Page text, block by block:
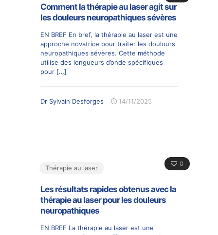
Comment la thérapie au laser agit sur
les douleurs neuropathiques sévères
EN BREF En bref, la thérapie au laser est une
approche novatrice pour traiter les doulours
neuropathiques sévères. Cette méthode
utilise des longueurs d’onde spécifiques
pour […]
Dr Sylvain Desforges 14/11/2025
0
Thérapie au laser
Les résultats rapides obtenus avec la
thérapie au laser pour les douleurs
neuropathiques
EN BREF La thérapie au laser est une